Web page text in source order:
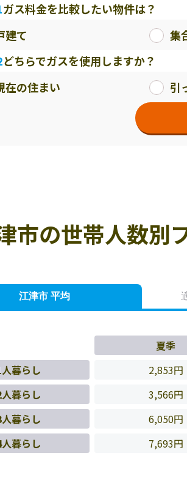
ガス料金を比較したい物件は？
建て
集
どちらでガスを使用しますか？
在の住まい
引
市の世帯人数別
江津市 平均
夏季
暮らし
2,853円
暮らし
3,566円
暮らし
6,050円
暮らし
7,693円